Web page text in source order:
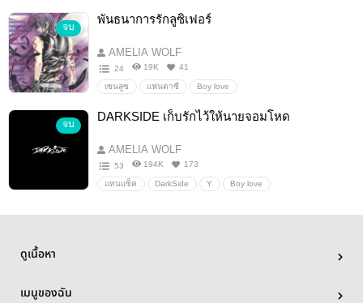
จบ
พันธนาการรักลูซิเฟอร์
AMELIA WOLF
24 19K 41
เซนลูซ แฟนตาซี Boy love
จบ
DARKSIDE เก็บรักไว้ให้นายจอมโหด
AMELIA WOLF
53 194K 173
แทนแซ็ค DarkSide Y Boy love
ดูเนื้อหา
เมนูของฉัน